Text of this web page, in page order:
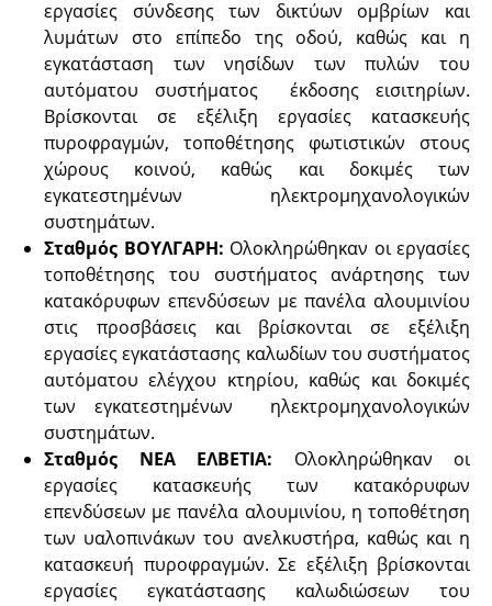
εργασίες σύνδεσης των δικτύων ομβρίων και
λυμάτων στο επίπεδο της οδού, καθώς και η
εγκατάσταση των νησίδων των πυλών του
αυτόματου συστήματος έκδοσης εισιτηρίων.
Βρίσκονται σε εξέλιξη εργασίες κατασκευής
πυροφραγμών, τοποθέτησης φωτιστικών στους
χώρους κοινού, καθώς και δοκιμές των
εγκατεστημένων ηλεκτρομηχανολογικών
συστημάτων.
Σταθμός ΒΟΥΛΓΑΡΗ: Ολοκληρώθηκαν οι εργασίες
τοποθέτησης του συστήματος ανάρτησης των
κατακόρυφων επενδύσεων με πανέλα αλουμινίου
στις προσβάσεις και βρίσκονται σε εξέλιξη
εργασίες εγκατάστασης καλωδίων του συστήματος
αυτόματου ελέγχου κτηρίου, καθώς και δοκιμές
των εγκατεστημένων ηλεκτρομηχανολογικών
συστημάτων.
Σταθμός ΝΕΑ ΕΛΒΕΤΙΑ: Ολοκληρώθηκαν οι
εργασίες κατασκευής των κατακόρυφων
επενδύσεων με πανέλα αλουμινίου, η τοποθέτηση
των υαλοπινάκων του ανελκυστήρα, καθώς και η
κατασκευή πυροφραγμών. Σε εξέλιξη βρίσκονται
εργασίες εγκατάστασης καλωδιώσεων του